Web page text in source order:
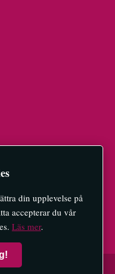
rights reserved.
din upplevelse på
accepterar du vår
Läs mer.